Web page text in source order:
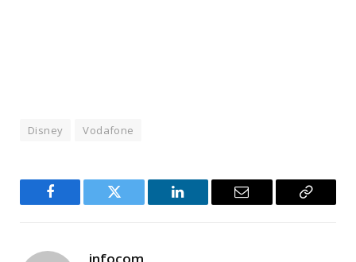
Disney Vodafone
Facebook Twitter LinkedIn Email
Copy